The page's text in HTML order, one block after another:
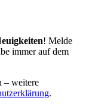
! Melde
immer auf dem
– weitere
.